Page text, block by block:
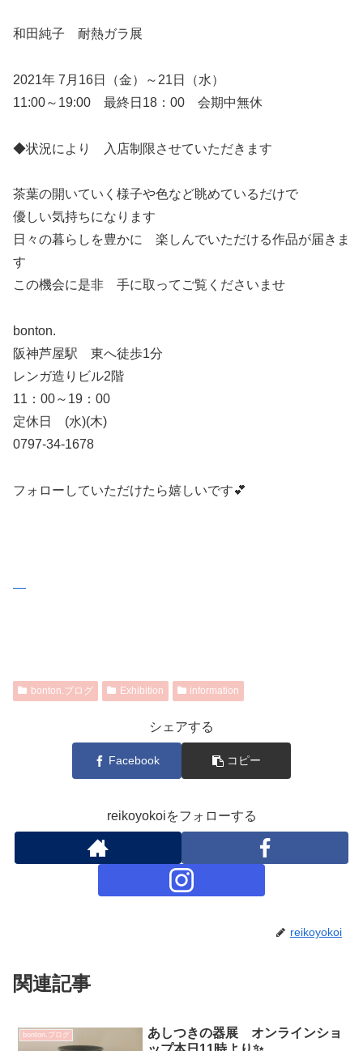
和田純子 耐熱ガラ展
2021年 7月16日（金）～21日（水）
11:00～19:00 最終日18：00 会期中無休
◆状況により 入店制限させていただきます
茶葉の開いていく様子や色など眺めているだけで
優しい気持ちになります
日々の暮らしを豊かに 楽しんでいただける作品が届きま
す
この機会に是非 手に取ってご覧くださいませ
bonton.
阪神芦屋駅 東へ徒歩1分
レンガ造りビル2階
11：00～19：00
定休日 (水)(木)
0797-34-1678
フォローしていただけたら嬉しいです💕
bonton.ブログ Exhibition information
シェアする
Facebook コピー
reikoyokoiをフォローする
reikoyokoi
関連記事
bonton.ブログ
あしつきの器展 オンラインショ